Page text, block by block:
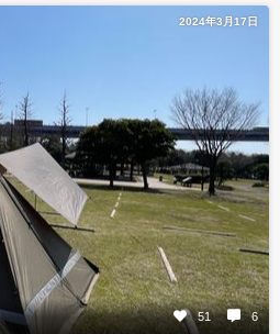
2024年3月17日
51 6